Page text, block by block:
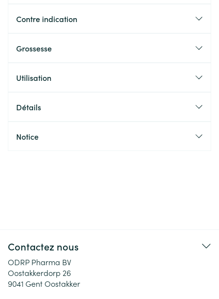
Contre indication
Grossesse
Utilisation
Détails
Notice
Contactez nous
ODRP Pharma BV
Oostakkerdorp 26
9041 Gent Oostakker